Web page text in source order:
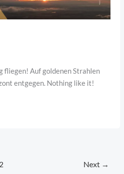
fliegen! Auf goldenen Strahlen
entgegen. Nothing like it!
2 Next →